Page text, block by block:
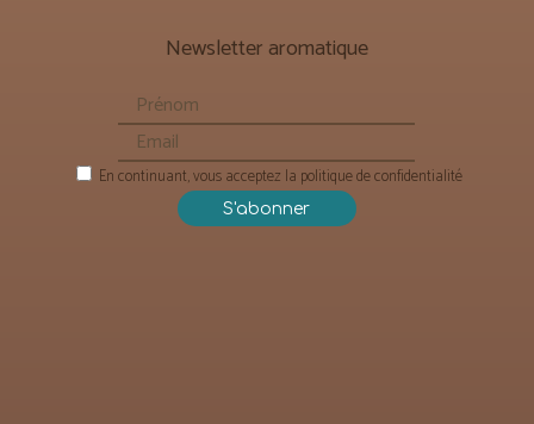
Newsletter aromatique
En continuant, vous acceptez la politique de confidentialité